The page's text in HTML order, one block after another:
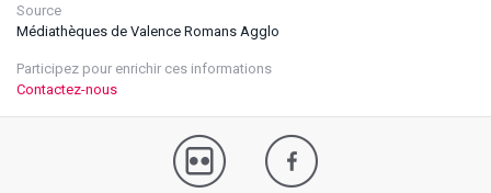
Source
Médiathèques de Valence Romans Agglo
Participez pour enrichir ces informations
Contactez-nous